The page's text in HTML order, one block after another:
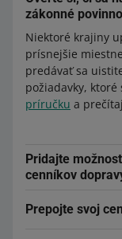
zákonné
Niektoré krajiny
prísnejšie
predávať sa
požiadavky,
príručku a
Pridajte
cenníkov
doručenia zo
Prepojte svoj